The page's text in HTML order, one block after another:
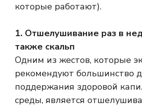
которые работают).
1. Отшелушивание раз в
также скальп
Одним из жестов, которые
рекомендуют большинство
поддержания здоровой
среды, является